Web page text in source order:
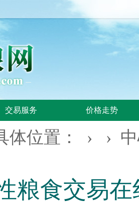
交易服务 价格走势
体位置： › ›
粮食交易